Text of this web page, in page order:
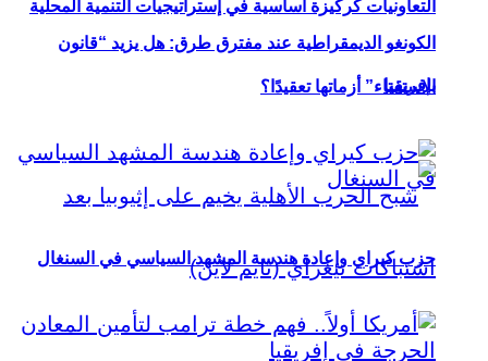
التعاونيات كركيزة أساسية في إستراتيجيات التنمية المحلية
بإفريقيا
الكونغو الديمقراطية عند مفترق طرق: هل يزيد “قانون
الاستفتاء” أزماتها تعقيدًا؟
حزب كيراي وإعادة هندسة المشهد السياسي في السنغال